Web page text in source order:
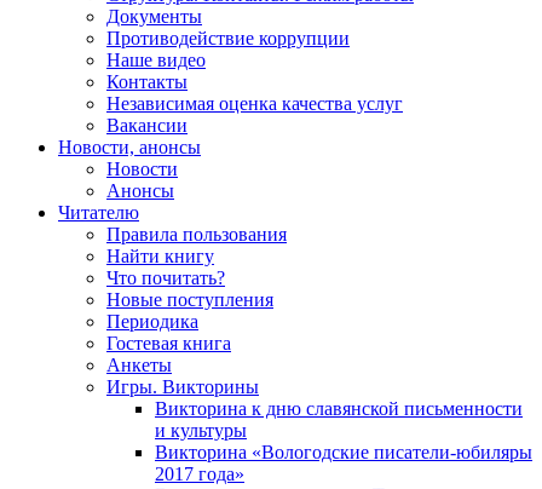
Документы
Противодействие коррупции
Наше видео
Контакты
Независимая оценка качества услуг
Вакансии
Новости, анонсы
Новости
Анонсы
Читателю
Правила пользования
Найти книгу
Что почитать?
Новые поступления
Периодика
Гостевая книга
Анкеты
Игры. Викторины
Викторина к дню славянской письменности
и культуры
Викторина «Вологодские писатели-юбиляры
2017 года»